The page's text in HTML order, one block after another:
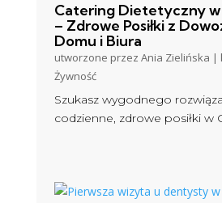
Catering Dietetyczny
– Zdrowe Posiłki z
Domu i Biura
utworzone przezAnia Zielińska |
Żywność
Szukasz wygodnego
codzienne, zdrowe posiłki w